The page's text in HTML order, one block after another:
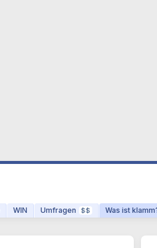
WIN Umfragen $$ Was ist